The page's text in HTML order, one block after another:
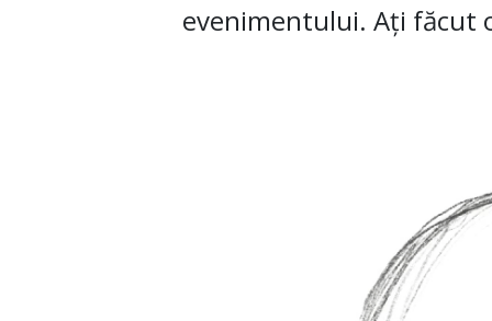
evenimentului. Ați făcut